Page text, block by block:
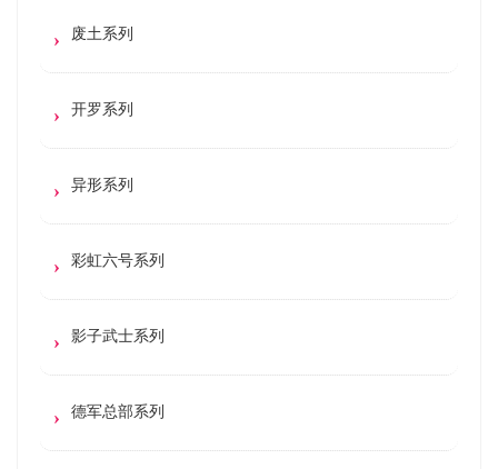
废土系列
开罗系列
异形系列
彩虹六号系列
影子武士系列
德军总部系列